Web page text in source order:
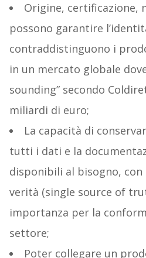
Origine, certificazione,
possono garantire
contraddistinguono i
in un mercato globale
sounding” secondo
miliardi di euro;
La capacità di
tutti i dati e la
disponibili al bisogno,
verità (single source of
importanza per la
settore;
Poter collegare un